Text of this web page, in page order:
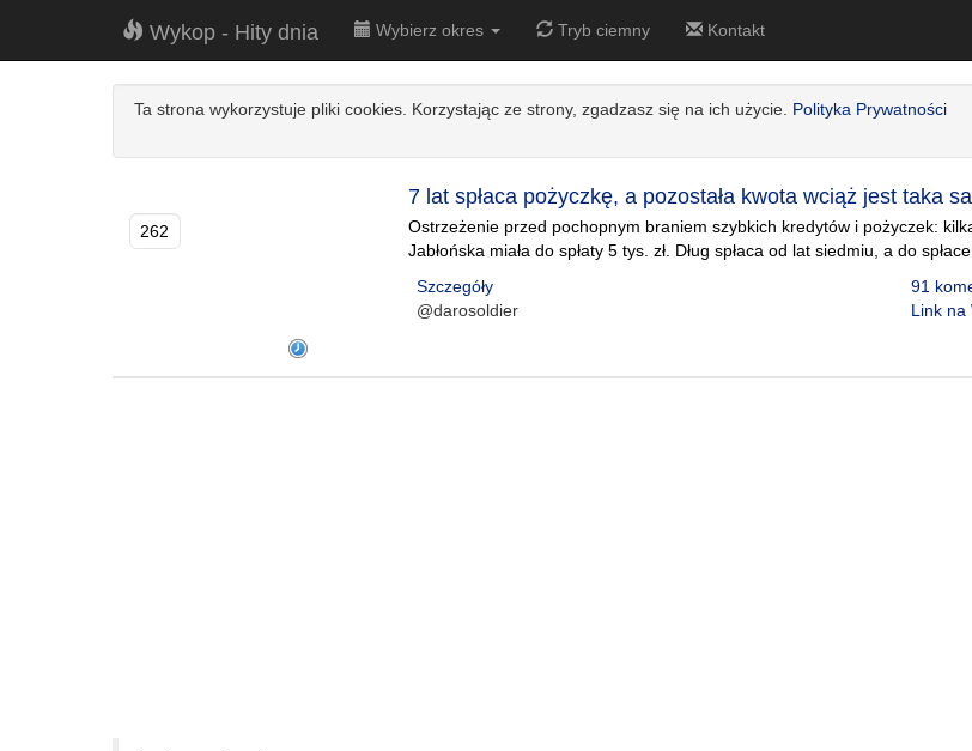
Wykop - Hity dnia Wybierz okres Tryb ciemny Kontakt
Ta strona wykorzystuje pliki cookies. Korzystając ze strony, zgadzasz się na ich użycie. Polityka Prywatności
262
7 lat spłaca pożyczkę, a pozostała kwota wciąż jest taka
Ostrzeżenie przed pochopnym braniem szybkich kredytów i pożyczek:
Jabłońska miała do spłaty 5 tys. zł. Dług spłaca od lat siedmiu, a do
Szczegóły
@darosoldier
91
Link na